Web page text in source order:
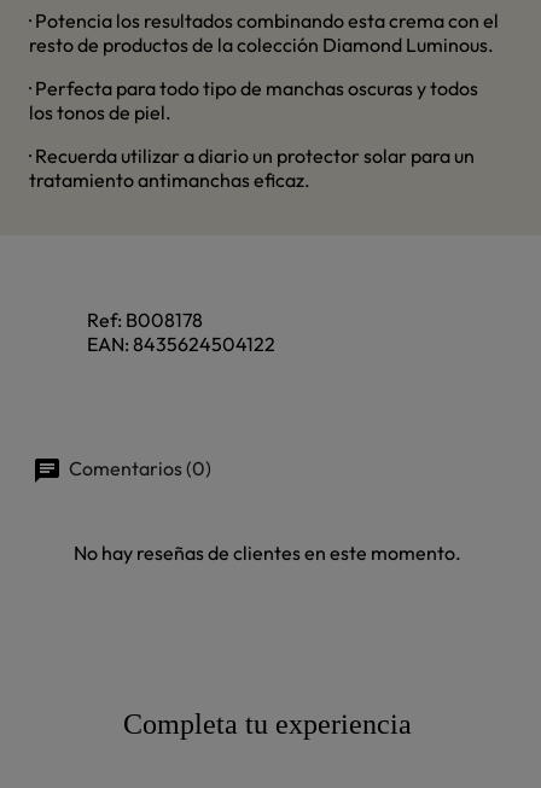
· Potencia los resultados combinando esta crema con el
resto de productos de la colección Diamond Luminous.
· Perfecta para todo tipo de manchas oscuras y todos
los tonos de piel.
· Recuerda utilizar a diario un protector solar para un
tratamiento antimanchas eficaz.
Ref: B008178
EAN: 8435624504122
Comentarios (0)
No hay reseñas de clientes en este momento.
Completa tu experiencia